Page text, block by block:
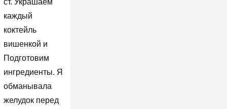
каждый
коктейль
вишенкой и
Подготовим
ингредиенты. Я
обманывала
желудок перед